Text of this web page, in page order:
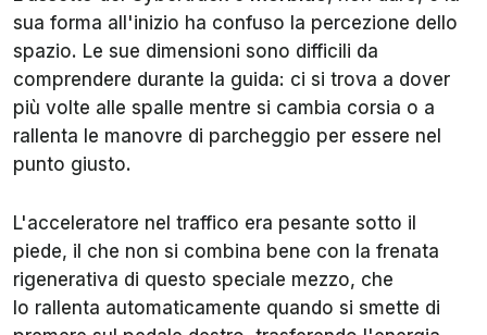
sua forma all'inizio ha confuso la percezione dello
spazio. Le sue dimensioni sono difficili da
comprendere durante la guida: ci si trova a dover
più volte alle spalle mentre si cambia corsia o a
rallenta le manovre di parcheggio per essere nel
punto giusto.
L'acceleratore nel traffico era pesante sotto il
piede, il che non si combina bene con la frenata
rigenerativa di questo speciale mezzo, che
lo rallenta automaticamente quando si smette di